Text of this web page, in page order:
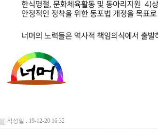
작성일 : 19-12-20 16:32